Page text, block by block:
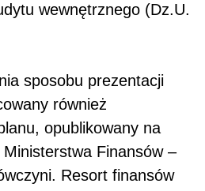
wewnętrznego (Dz.U.
sposobu prezentacji
również
opublikowany na
Finansów –
Resort finansów